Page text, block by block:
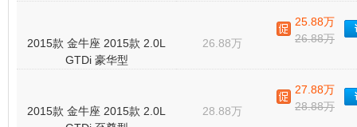
2015款 金牛座 2015款 2.0L
GTDi 豪华型
26.88万
25.88万
26.88万
2015款 金牛座 2015款 2.0L
28.88万
27.88万
28.88万